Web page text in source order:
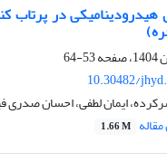
هیدرودینامیکی در پرتاب
53-64
10.30482/
ایمان لطفی، احسان صدری
1.66 M